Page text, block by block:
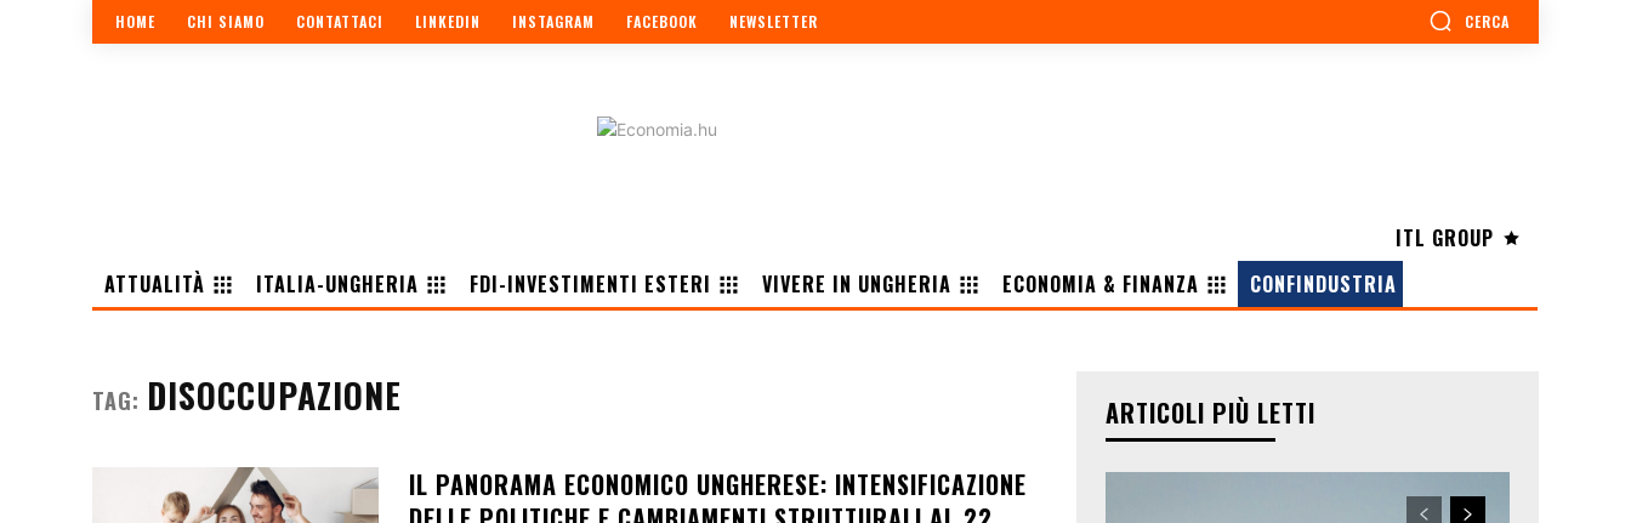
HOME CHI SIAMO CONTATTACI LINKEDIN INSTAGRAM FACEBOOK NEWSLETTER CERCA
ITL GROUP
ATTUALITÀ
ITALIA-UNGHERIA FDI-INVESTIMENTI ESTERI VIVERE IN UNGHERIA ECONOMIA & FINANZA CONFINDUSTRIA
TAG: DISOCCUPAZIONE
IL PANORAMA ECONOMICO UNGHERESE: INTENSIFICAZIONE
ARTICOLI PIÙ LETTI